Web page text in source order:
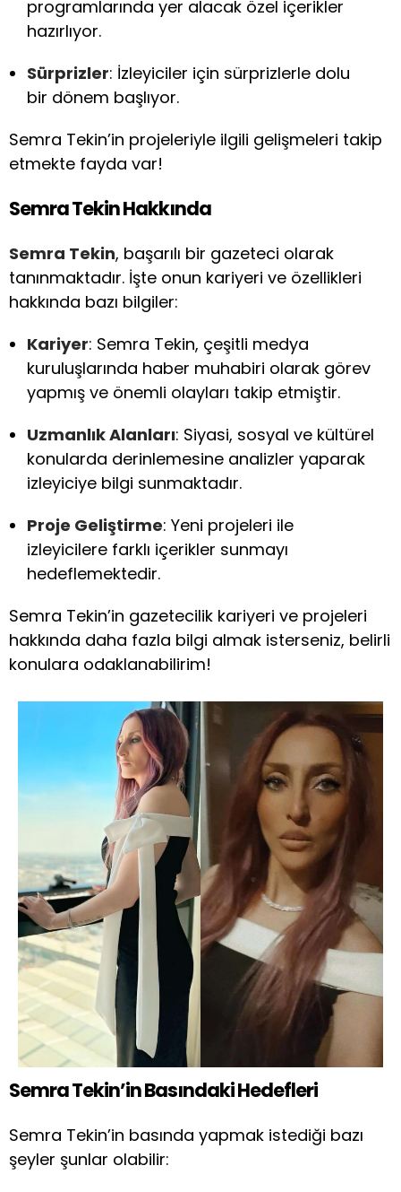
programlarında yer alacak özel içerikler
hazırlıyor.
Sürprizler: İzleyiciler için sürprizlerle dolu
bir dönem başlıyor.
Semra Tekin’in projeleriyle ilgili gelişmeleri takip
etmekte fayda var!
Semra Tekin Hakkında
Semra Tekin, başarılı bir gazeteci olarak
tanınmaktadır. İşte onun kariyeri ve özellikleri
hakkında bazı bilgiler:
Kariyer: Semra Tekin, çeşitli medya
kuruluşlarında haber muhabiri olarak görev
yapmış ve önemli olayları takip etmiştir.
Uzmanlık Alanları: Siyasi, sosyal ve kültürel
konularda derinlemesine analizler yaparak
izleyiciye bilgi sunmaktadır.
Proje Geliştirme: Yeni projeleri ile
izleyicilere farklı içerikler sunmayı
hedeflemektedir.
Semra Tekin’in gazetecilik kariyeri ve projeleri
hakkında daha fazla bilgi almak isterseniz, belirli
konulara odaklanabilirim!
Semra Tekin’in Basındaki Hedefleri
Semra Tekin’in basında yapmak istediği bazı
şeyler şunlar olabilir: